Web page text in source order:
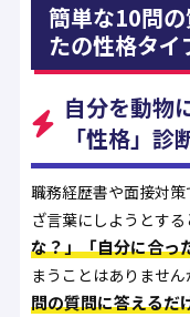
簡単な10問
たの性格タイ
自分を動物
「性格」診
職務経歴書や面接対
ざ言葉にしようとする
な？」「自分に合っ
まうことはありません
問の質問に答えるだ